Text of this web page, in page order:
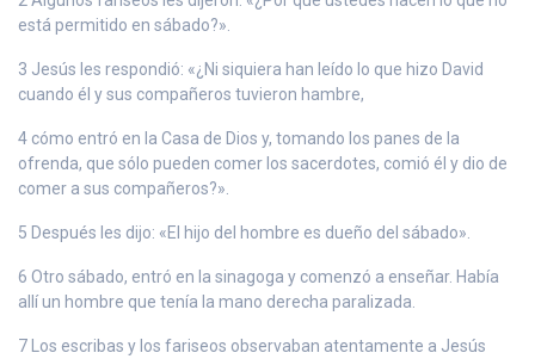
está permitido en sábado?».
3 Jesús les respondió: «¿Ni siquiera han leído lo que hizo David
cuando él y sus compañeros tuvieron hambre,
4 cómo entró en la Casa de Dios y, tomando los panes de la
ofrenda, que sólo pueden comer los sacerdotes, comió él y dio de
comer a sus compañeros?».
5 Después les dijo: «El hijo del hombre es dueño del sábado».
6 Otro sábado, entró en la sinagoga y comenzó a enseñar. Había
allí un hombre que tenía la mano derecha paralizada.
7 Los escribas y los fariseos observaban atentamente a Jesús